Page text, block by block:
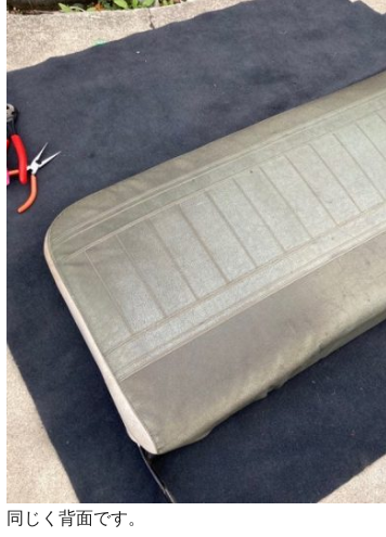
同じく背面です。